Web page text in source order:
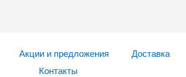
Акции и предложения
Доставка
Контакты